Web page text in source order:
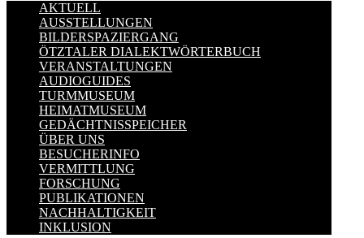
AKTUELL
AUSSTELLUNGEN
BILDERSPAZIERGANG
ÖTZTALER DIALEKTWÖRTERBUCH
VERANSTALTUNGEN
AUDIOGUIDES
TURMMUSEUM
HEIMATMUSEUM
GEDÄCHTNISSPEICHER
ÜBER UNS
BESUCHERINFO
VERMITTLUNG
FORSCHUNG
PUBLIKATIONEN
NACHHALTIGKEIT
INKLUSION